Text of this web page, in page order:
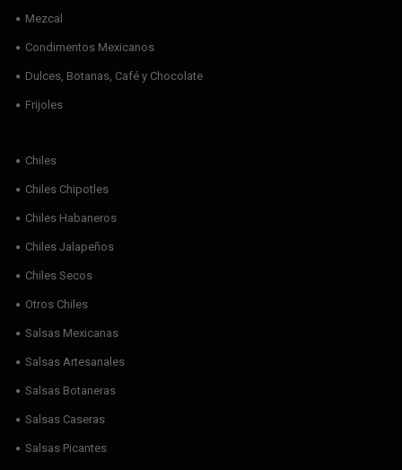
Mezcal
Condimentos Mexicanos
Dulces, Botanas, Café y Chocolate
Frijoles
Chiles
Chiles Chipotles
Chiles Habaneros
Chiles Jalapeños
Chiles Secos
Otros Chiles
Salsas Mexicanas
Salsas Artesanales
Salsas Botaneras
Salsas Caseras
Salsas Picantes